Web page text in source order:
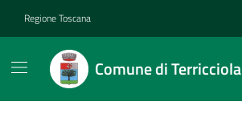
Regione Toscana
Comune di Terricciola